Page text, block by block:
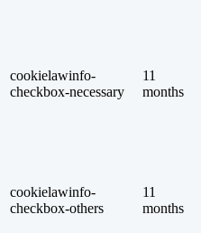
cookielawinfo-
checkbox-necessary
11
months
cookielawinfo-
checkbox-others
11
months